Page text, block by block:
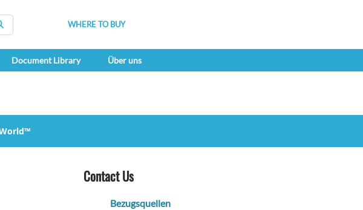
SEARCH
WHERE TO BUY
Document Library Über uns
Contact Us
Bezugsquellen